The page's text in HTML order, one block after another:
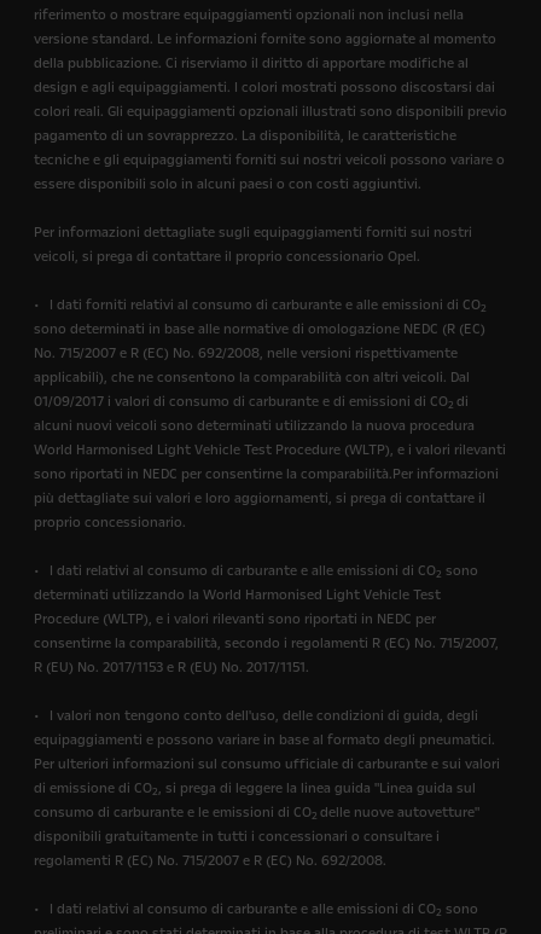
riferimento o mostrare equipaggiamenti opzionali non inclusi nella
versione standard. Le informazioni fornite sono aggiornate al momento
della pubblicazione. Ci riserviamo il diritto di apportare modifiche al
design e agli equipaggiamenti. I colori mostrati possono discostarsi dai
colori reali. Gli equipaggiamenti opzionali illustrati sono disponibili previo
pagamento di un sovrapprezzo. La disponibilità, le caratteristiche
tecniche e gli equipaggiamenti forniti sui nostri veicoli possono variare o
essere disponibili solo in alcuni paesi o con costi aggiuntivi.
Per informazioni dettagliate sugli equipaggiamenti forniti sui nostri
veicoli, si prega di contattare il proprio concessionario Opel.
• I dati forniti relativi al consumo di carburante e alle emissioni di CO2
sono determinati in base alle normative di omologazione NEDC (R (EC)
No. 715/2007 e R (EC) No. 692/2008, nelle versioni rispettivamente
applicabili), che ne consentono la comparabilità con altri veicoli. Dal
01/09/2017 i valori di consumo di carburante e di emissioni di CO2 di
alcuni nuovi veicoli sono determinati utilizzando la nuova procedura
World Harmonised Light Vehicle Test Procedure (WLTP), e i valori rilevanti
sono riportati in NEDC per consentirne la comparabilità.Per informazioni
più dettagliate sui valori e loro aggiornamenti, si prega di contattare il
proprio concessionario.
• I dati relativi al consumo di carburante e alle emissioni di CO2 sono
determinati utilizzando la World Harmonised Light Vehicle Test
Procedure (WLTP), e i valori rilevanti sono riportati in NEDC per
consentirne la comparabilità, secondo i regolamenti R (EC) No. 715/2007,
R (EU) No. 2017/1153 e R (EU) No. 2017/1151.
• I valori non tengono conto dell'uso, delle condizioni di guida, degli
equipaggiamenti e possono variare in base al formato degli pneumatici.
Per ulteriori informazioni sul consumo ufficiale di carburante e sui valori
di emissione di CO2, si prega di leggere la linea guida "Linea guida sul
consumo di carburante e le emissioni di CO2 delle nuove autovetture"
disponibili gratuitamente in tutti i concessionari o consultare i
regolamenti R (EC) No. 715/2007 e R (EC) No. 692/2008.
• I dati relativi al consumo di carburante e alle emissioni di CO2 sono